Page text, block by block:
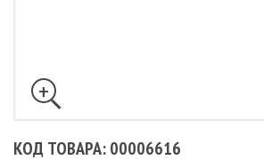
КОД ТОВАРА: 00006616